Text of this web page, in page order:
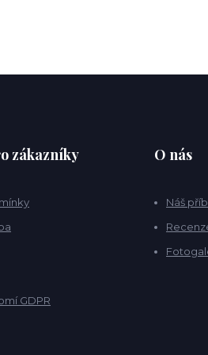
zákazníky
GDPR
O nás
Náš